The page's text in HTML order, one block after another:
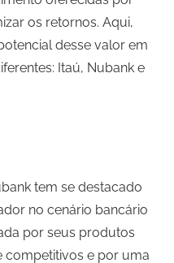
os retornos. Aqui,
desse valor em
Itaú, Nubank e
tem se destacado
no cenário bancário
por seus produtos
competitivos e por uma